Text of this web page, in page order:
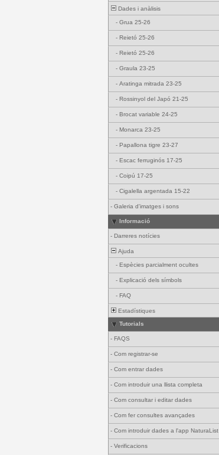
Dades i anàlisis
- Grua 25-26
- Reietó 25-26
- Reietó 25-26
- Graula 23-25
- Aratinga mitrada 23-25
- Rossinyol del Japó 21-25
- Brocat variable 24-25
- Monarca 23-25
- Papallona tigre 23-27
- Escac ferruginós 17-25
- Coipú 17-25
- Cigalella argentada 15-22
- Galeria d'imatges i sons
Informació
- Darreres notícies
Ajuda
- Espècies parcialment ocultes
- Explicació dels símbols
- FAQ
Estadístiques
Tutorials
- FAQS
- Com registrar-se
- Com entrar dades
- Com introduir una llista completa
- Com consultar i editar dades
- Com fer consultes avançades
- Com introduir dades a l'app NaturaList
- Verificacions